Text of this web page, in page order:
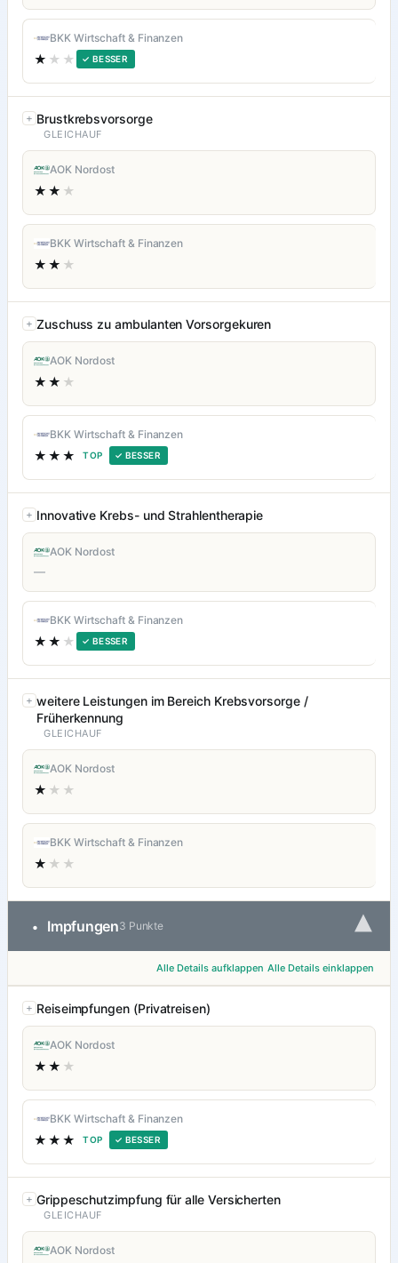
BKK Wirtschaft & Finanzen
★ ★★ ✓ BESSER
Brustkrebsvorsorge
GLEICHAUF
AOK Nordost
★★ ★
BKK Wirtschaft & Finanzen
★★ ★
Zuschuss zu ambulanten Vorsorgekuren
AOK Nordost
★★ ★
BKK Wirtschaft & Finanzen
★★★ TOP ✓ BESSER
Innovative Krebs- und Strahlentherapie
AOK Nordost
—
BKK Wirtschaft & Finanzen
★★ ★ ✓ BESSER
weitere Leistungen im Bereich Krebsvorsorge /
Früherkennung
GLEICHAUF
AOK Nordost
★ ★★
BKK Wirtschaft & Finanzen
★ ★★
• Impfungen3 Punkte ▾
Alle Details aufklappen Alle Details einklappen
Reiseimpfungen (Privatreisen)
AOK Nordost
★★ ★
BKK Wirtschaft & Finanzen
★★★ TOP ✓ BESSER
Grippeschutzimpfung für alle Versicherten
GLEICHAUF
AOK Nordost